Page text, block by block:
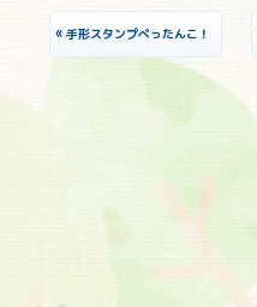
« 手形スタンプぺったんこ！